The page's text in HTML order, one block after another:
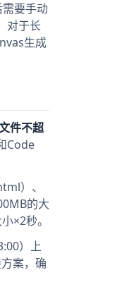
要手动
对于长
生成
件不超
Code
）、
的大
×2秒。
）上
案，确